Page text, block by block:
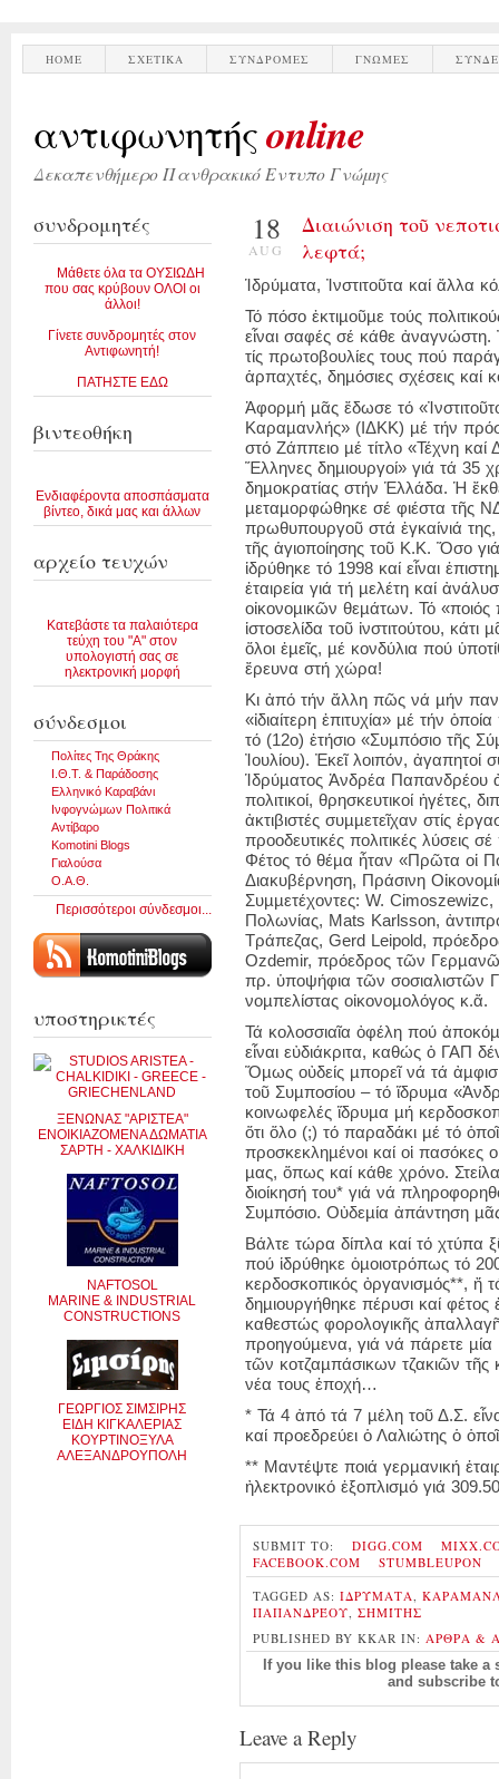
HOME ΣΧΕΤΙΚΑ ΣΥΝΔΡΟΜΕΣ ΓΝΩΜΕΣ
αντιφωνητήςonline
Δεκαπενθήμερο Πανθρακικό Εντυπο Γνώμης
συνδρομητές
Μάθετε όλα τα ΟΥΣΙΩΔΗ
που σας κρύβουν ΟΛΟΙ οι
άλλοι!
Γίνετε συνδρομητές στον
Αντιφωνητή!
ΠΑΤΗΣΤΕ ΕΔΩ
βιντεοθήκη
Ενδιαφέροντα αποσπάσματα
βίντεο, δικά μας και άλλων
αρχείο τευχών
Κατεβάστε τα παλαιότερα
τεύχη του "Α" στον
υπολογιστή σας σε
ηλεκτρονική μορφή
σύνδεσμοι
Πολίτες Της Θράκης
Ι.Θ.Τ. & Παράδοσης
Ελληνικό Καραβάνι
Ινφογνώμων Πολιτικά
Αντίβαρο
Komotini Blogs
Γιαλούσα
Ο.Α.Θ.
Περισσότεροι σύνδεσμοι...
υποστηρικτές
ΞΕΝΩΝΑΣ "ΑΡΙΣΤΕΑ"
ΕΝΟΙΚΙΑΖΟΜΕΝΑ ΔΩΜΑΤΙΑ
ΣΑΡΤΗ - ΧΑΛΚΙΔΙΚΗ
NAFTOSOL
MARINE & INDUSTRIAL
CONSTRUCTIONS
ΓΕΩΡΓΙΟΣ ΣΙΜΣΙΡΗΣ
ΕΙΔΗ ΚΙΓΚΑΛΕΡΙΑΣ
ΚΟΥΡΤΙΝΟΞΥΛΑ
ΑΛΕΞΑΝΔΡΟΥΠΟΛΗ
18
AUG
Διαιώνιση τοῦ
λεφτά;
Ἱδρύµατα, Ἰνστιτοῦτα καί ἄλλα
Τό πόσο ἐκτιµοῦµε τούς
εἶναι σαφές σέ κάθε ἀναγνώστη.
τίς πρωτοβουλίες τους πού
ἁρπαχτές, δηµόσιες σχέσεις καί
Ἀφορµή µᾶς ἔδωσε τό
Καραµανλής» (ΙΔΚΚ) µέ τήν
στό Ζάππειο µέ τίτλο «Τέχνη
Ἕλληνες δηµιουργοί» γιά τά 35
δηµοκρατίας στήν Ἑλλάδα. Ἡ
µεταµορφώθηκε σέ φιέστα τῆς
πρωθυπουργοῦ στά ἐγκαίνιά
τῆς ἁγιοποίησης τοῦ Κ.Κ. Ὅσο
ἱδρύθηκε τό 1998 καί εἶναι
ἑταιρεία γιά τή µελέτη καί
οἰκονοµικῶν θεµάτων. Τό
ἱστοσελίδα τοῦ ἰνστιτούτου,
ὅλοι ἐµεῖς, µέ κονδύλια πού
ἔρευνα στή χώρα!
Κι ἀπό τήν ἄλλη πῶς νά µήν
«ἰδιαίτερη ἐπιτυχία» µέ τήν
τό (12ο) ἐτήσιο «Συµπόσιο τῆς
Ἰουλίου). Ἐκεῖ λοιπόν, ἀγαπητοί
Ἱδρύµατος Ἀνδρέα Παπανδρέου
πολιτικοί, θρησκευτικοί ἡγέτες,
ἀκτιβιστές συµµετεῖχαν στίς
προοδευτικές πολιτικές λύσεις
Φέτος τό θέµα ἦταν «Πρῶτα οἱ
Διακυβέρνηση, Πράσινη
Συµµετέχοντες: W.
Πολωνίας, Mats Karlsson,
Τράπεζας, Gerd Leipold,
Ozdemir, πρόεδρος τῶν
πρ. ὑποψήφια τῶν σοσιαλιστῶν
νοµπελίστας οἰκονοµολόγος κ.ἄ.
Τά κολοσσιαῖα ὀφέλη πού
εἶναι εὐδιάκριτα, καθώς ὁ ΓΑΠ
Ὅµως οὐδείς µπορεῖ νά τά
τοῦ Συµποσίου – τό ἵδρυµα
κοινωφελές ἵδρυµα µή
ὅτι ὅλο (;) τό παραδάκι µέ τό
προσκεκληµένοι καί οἱ πασόκες
µας, ὅπως καί κάθε χρόνο.
διοίκησή του* γιά νά
Συµπόσιο. Οὐδεµία ἀπάντηση
Βάλτε τώρα δίπλα καί τό χτύπα
πού ἱδρύθηκε ὁµοιοτρόπως τό
κερδοσκοπικός ὀργανισµός**, ἤ
δηµιουργήθηκε πέρυσι καί φέτος
καθεστώς φορολογικῆς
προηγούµενα, γιά νά πάρετε µία
τῶν κοτζαµπάσικων τζακιῶν τῆς
νέα τους ἐποχή…
* Τά 4 ἀπό τά 7 µέλη τοῦ Δ.Σ.
καί προεδρεύει ὁ Λαλιώτης ὁ
** Μαντέψτε ποιά γερµανική
ἠλεκτρονικό ἐξοπλισµό γιά
SUBMIT TO: DIGG.COM
FACEBOOK.COM
STUMBLEUPON
TAGGED AS: ΙΔΡΎΜΑΤΑ,
ΠΑΠΑΝΔΡΈΟΥ, ΣΗΜΊΤΗΣ
PUBLISHED BY KKAR IN: ΑΡΘΡΑ &
If you like this blog please take
and subscribe
Leave a Reply